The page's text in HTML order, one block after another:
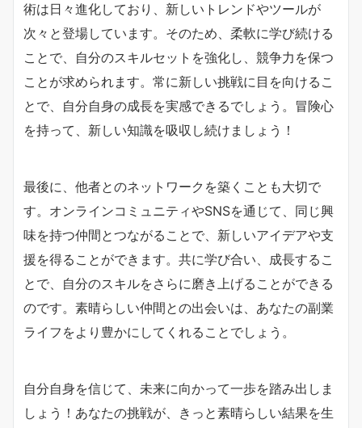
術は日々進化しており、新しいトレンドやツールが
次々と登場しています。そのため、柔軟に学び続ける
ことで、自分のスキルセットを強化し、競争力を保つ
ことが求められます。常に新しい挑戦に目を向けるこ
とで、自分自身の成長を実感できるでしょう。冒険心
を持って、新しい知識を吸収し続けましょう！
最後に、他者とのネットワークを築くことも大切で
す。オンラインコミュニティやSNSを通じて、同じ興
味を持つ仲間とつながることで、新しいアイデアや支
援を得ることができます。共に学び合い、成長するこ
とで、自分のスキルをさらに磨き上げることができる
のです。素晴らしい仲間との出会いは、あなたの副業
ライフをより豊かにしてくれることでしょう。
自分自身を信じて、未来に向かって一歩を踏み出しま
しょう！あなたの挑戦が、きっと素晴らしい結果を生